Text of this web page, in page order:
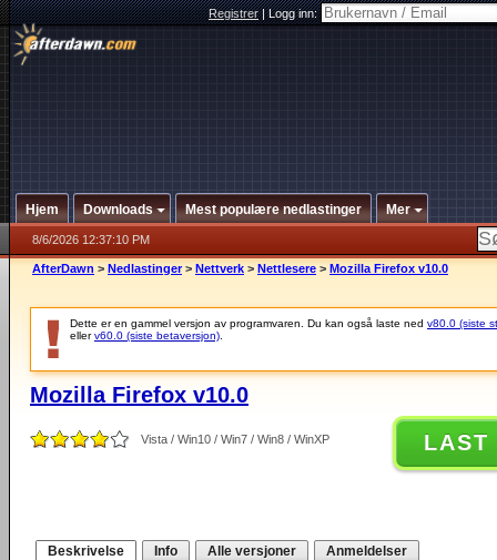
Registrer|Logg inn:
Hjem Downloads Mest populære nedlastinger Mer
8/6/2026 12:37:10 PM
AfterDawn > Nedlastinger > Nettverk > Nettlesere > Mozilla Firefox v10.0
Dette er en gammel versjon av programvaren. Du kan også laste ned v80.0 (siste
ellerv60.0 (siste betaversjon)
Mozilla Firefox v10.0
Vista / Win10 / Win7 / Win8 / WinXP LAST
Beskrivelse Info Alle versjoner Anmeldelser